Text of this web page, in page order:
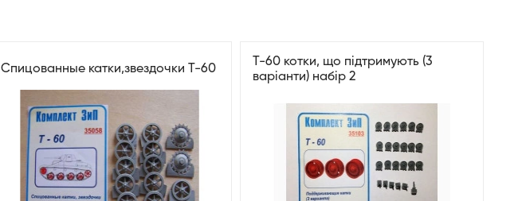
Спицованные катки,звездочки Т-60
Т-60 котки, що підтримують (3
варіанти) набір 2